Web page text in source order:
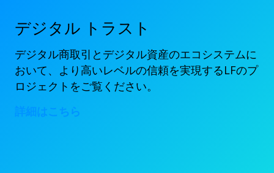
デジタル トラスト
デジタル商取引とデジタル資産のエコシステムに
おいて、より高いレベルの信頼を実現するLFのプ
ロジェクトをご覧ください。
詳細はこちら